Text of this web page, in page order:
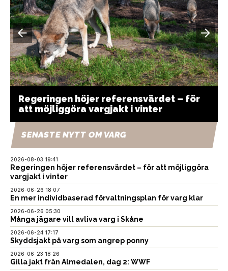
Regeringen höjer referensvärdet – för
att möjliggöra vargjakt i vinter
SENASTE NYTT OM VARG
2026-08-03 19:41
Regeringen höjer referensvärdet – för att möjliggöra
vargjakt i vinter
2026-06-26 18:07
En mer individbaserad förvaltningsplan för varg klar
2026-06-26 05:30
Många jägare vill avliva varg i Skåne
2026-06-24 17:17
Skyddsjakt på varg som angrep ponny
2026-06-23 18:26
Gilla jakt från Almedalen, dag 2: WWF